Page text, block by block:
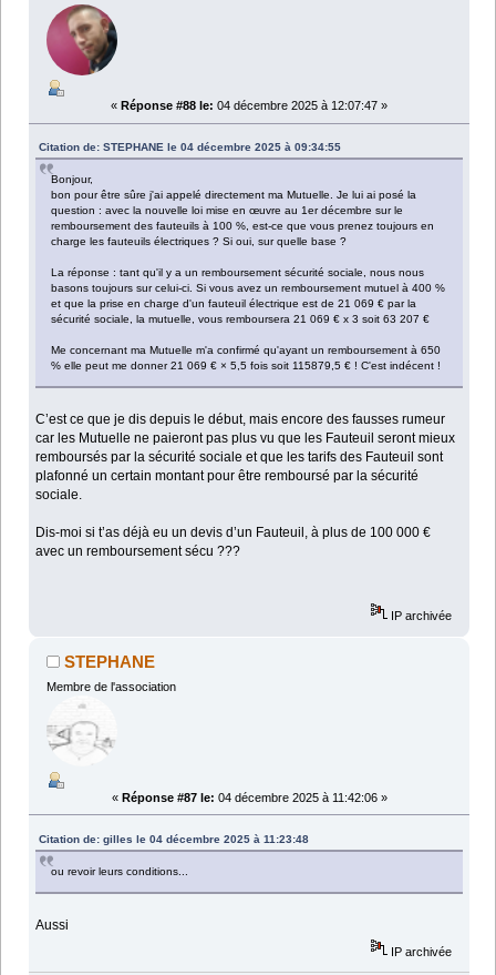
« Réponse #88 le: 04 décembre 2025 à 12:07:47 »
Citation de: STEPHANE le 04 décembre 2025 à 09:34:55
Bonjour,
bon pour être sûre j'ai appelé directement ma Mutuelle. Je lui ai posé la
question : avec la nouvelle loi mise en œuvre au 1er décembre sur le
remboursement des fauteuils à 100 %, est-ce que vous prenez toujours en
charge les fauteuils électriques ? Si oui, sur quelle base ?
La réponse : tant qu'il y a un remboursement sécurité sociale, nous nous
basons toujours sur celui-ci. Si vous avez un remboursement mutuel à 400 %
et que la prise en charge d'un fauteuil électrique est de 21 069 € par la
sécurité sociale, la mutuelle, vous remboursera 21 069 € x 3 soit 63 207 €
Me concernant ma Mutuelle m'a confirmé qu'ayant un remboursement à 650
% elle peut me donner 21 069 € × 5,5 fois soit 115879,5 € ! C'est indécent !
C’est ce que je dis depuis le début, mais encore des fausses rumeur
car les Mutuelle ne paieront pas plus vu que les Fauteuil seront mieux
remboursés par la sécurité sociale et que les tarifs des Fauteuil sont
plafonné un certain montant pour être remboursé par la sécurité
sociale.
Dis-moi si t’as déjà eu un devis d’un Fauteuil, à plus de 100 000 €
avec un remboursement sécu ???
IP archivée
STEPHANE
Membre de l'association
« Réponse #87 le: 04 décembre 2025 à 11:42:06 »
Citation de: gilles le 04 décembre 2025 à 11:23:48
ou revoir leurs conditions...
Aussi
IP archivée